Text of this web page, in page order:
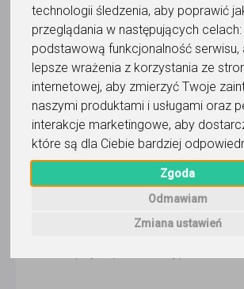
technologii śledzenia, aby poprawić
przeglądania w następujących celach:
podstawową funkcjonalność serwisu,
lepsze wrażenia z korzystania ze
internetowej, aby zmierzyć Twoje
naszymi produktami i usługami oraz
interakcje marketingowe, aby
które są dla Ciebie bardziej
Zgoda
Odmawiam
Zmiana ustawień
Tomasz
Wyślij wiadomość
ponad 3 miesiące temu